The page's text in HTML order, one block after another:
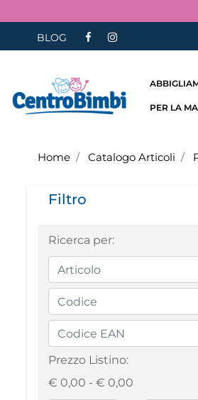
BLOG
PER LA
Home Catalogo Articoli
Filtro
Ricerca per:
Prezzo Listino:
€ 0,00 - € 0,00